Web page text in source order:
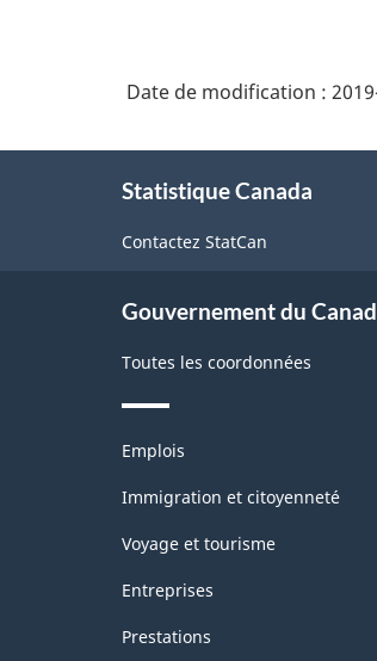
industries
l'Amérique
Nord
-
Structure
de
la
classification
plantes
Date de modification :
Statistique Canada
Contactez StatCan
Gouvernement du
Toutes les coordonnées
Thèmes
sujets
Emplois
Immigration et citoyenneté
Voyage et tourisme
Entreprises
Prestations